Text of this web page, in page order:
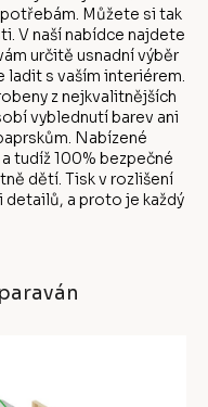
Můžete si tak
V naší nabídce najdete
určitě usnadní výběr
ladit s vaším interiérem.
z nejkvalitnějších
vyblednutí barev ani
Nabízené
tudíž 100% bezpečné
dětí. Tisk v rozlišení
detailů, a proto je každý